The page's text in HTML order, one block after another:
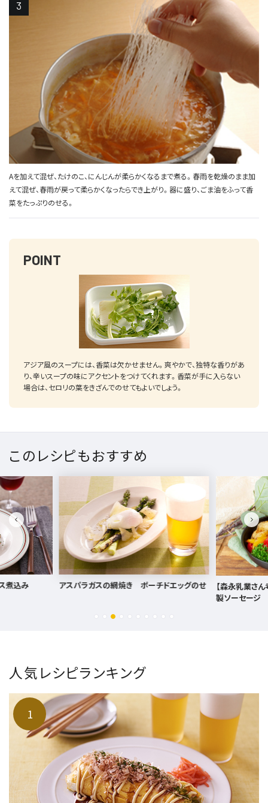
Aを加えて混ぜ、たけのこ、にんじんが柔らかくなるまで煮る。春雨を乾燥のまま加
えて混ぜ、春雨が戻って柔らかくなったらでき上がり。器に盛り、ごま油をふって香
菜をたっぷりのせる。
POINT
アジア風のスープには、香菜は欠かせません。爽やかで、独特な香りがあ
り、辛いスープの味にアクセントをつけてくれます。香菜が手に入らない
場合は、セロリの葉をきざんでのせてもよいでしょう。
このレシピもおすすめ
エッグのせ
【森永乳業さん考案レシピ！】パルメ入り自家
とろとろ秋な
人気レシピランキング